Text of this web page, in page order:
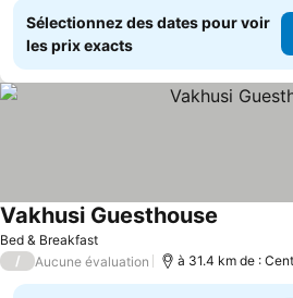
Sélectionnez des dates pour voir
les prix exacts
Bed & Breakfast
Vakhusi Guesthouse
/ Aucune évaluation à 31.4 km de :